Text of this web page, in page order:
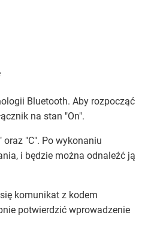
Bluetooth. Aby rozpocząć
na stan "On".
"C". Po wykonaniu
i będzie można odnaleźć ją
komunikat z kodem
potwierdzić wprowadzenie